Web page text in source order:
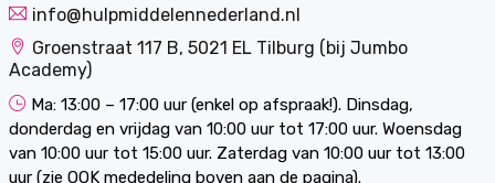
info@hulpmiddelennederland.nl
Groenstraat 117 B, 5021 EL Tilburg (bij Jumbo
Academy)
Ma: 13:00 – 17:00 uur (enkel op afspraak!). Dinsdag,
donderdag en vrijdag van 10:00 uur tot 17:00 uur. Woensdag
van 10:00 uur tot 15:00 uur. Zaterdag van 10:00 uur tot 13:00
uur (zie OOK mededeling boven aan de pagina).